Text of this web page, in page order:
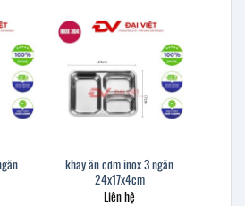
khay ăn cơm inox 3 ngăn
24x17x4cm
Liên hệ